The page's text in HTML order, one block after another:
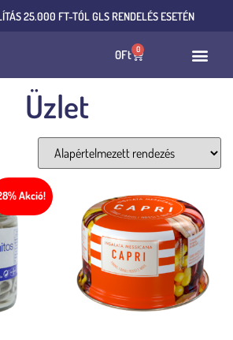
25.000 FT-TÓL GLS RENDELÉS ESETÉN
0Ft 0
Üzlet
Akció!